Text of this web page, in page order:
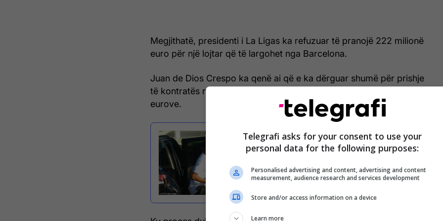
Megjithatë, presidenti i La Ligas ka refuzuar të pranojë 222 milionë
euro për një lojtar që të largohet nga Barcelona.
Juan de Dios Crespo ka qenë ai që e ka dërguar shumë për prishje
të kontratës me një dokument të bankës me shumën e 222 milionë
eurove.
Neymar arrin në Portugali
për teste mjekësore (Foto)
Telegrafi asks for your consent to use your
personal data for the following purposes:
Personalised advertising and content, advertising and content
measurement, audience research and services development
Store and/or access information on a device
Learn more